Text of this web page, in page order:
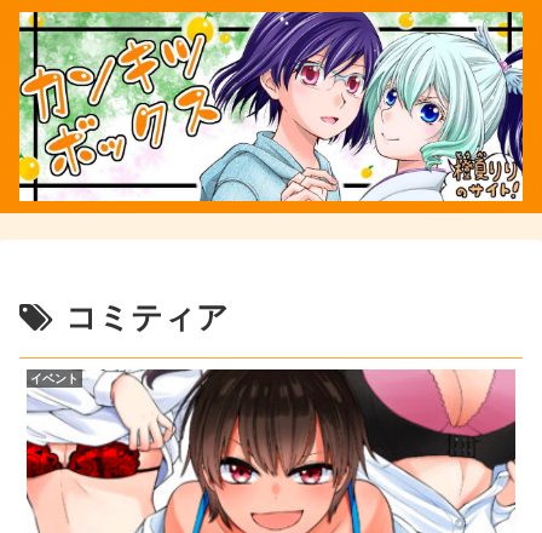
コミティア
イベント